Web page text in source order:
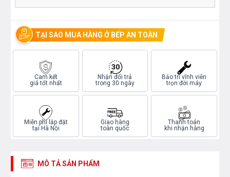
TẠI SAO MUA HÀNG Ở BẾP AN TOÀN
Cam kết
giá tốt nhất
Nhận đổi trả
trong 30 ngày
Bảo trì vĩnh viễn
trọn đời máy
Miễn phí lắp đặt
tại Hà Nội
Giao hàng
toàn quốc
Thanh toán
khi nhận hàng
MÔ TẢ SẢN PHẨM